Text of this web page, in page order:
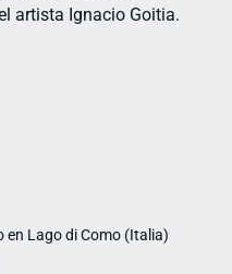
artista Ignacio Goitia.
en Lago di Como (Italia)